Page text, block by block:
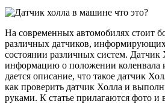
На современных автомобилях стоит
различных датчиков,
состоянии различных систем. Датчик
информацию о положении коленвала
дается описание, что такое датчик
как проверить датчик Холла и
руками. К статье прилагаются фото и